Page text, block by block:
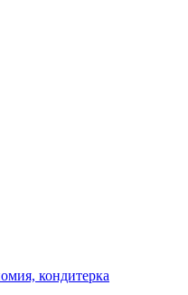
кондитерка